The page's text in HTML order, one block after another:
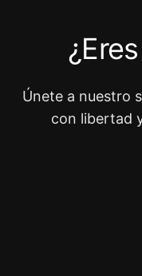
Únete a nuestro
con libertad